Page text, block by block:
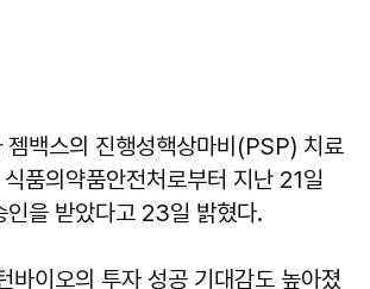
젬백스의 진행성핵상마비(PSP) 치료
품의약품안전처로부터 지난 21일
인을 받았다고 23일 밝혔다.
바이오의 투자 성공 기대감도 높아졌